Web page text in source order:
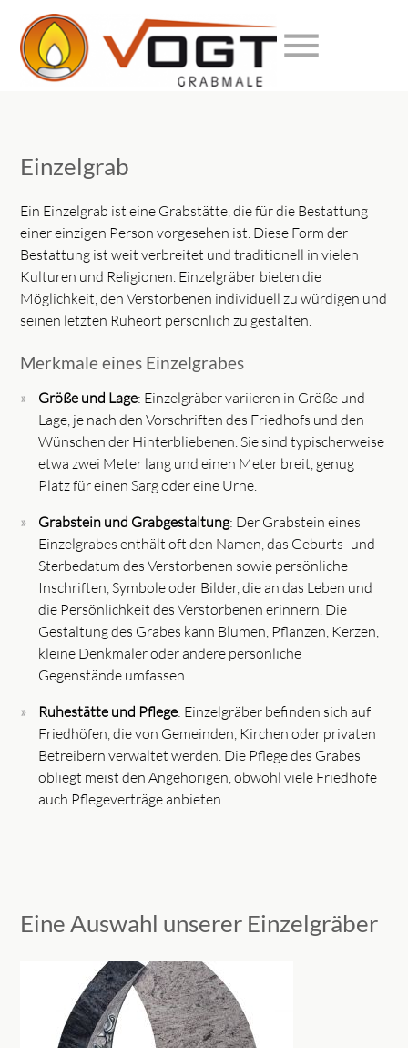
menu
Einzelgrab
Ein Einzelgrab ist eine Grabstätte, die für die Bestattung
einer einzigen Person vorgesehen ist. Diese Form der
Bestattung ist weit verbreitet und traditionell in vielen
Kulturen und Religionen. Einzelgräber bieten die
Möglichkeit, den Verstorbenen individuell zu würdigen und
seinen letzten Ruheort persönlich zu gestalten.
Merkmale eines Einzelgrabes
Größe und Lage: Einzelgräber variieren in Größe und
Lage, je nach den Vorschriften des Friedhofs und den
Wünschen der Hinterbliebenen. Sie sind typischerweise
etwa zwei Meter lang und einen Meter breit, genug
Platz für einen Sarg oder eine Urne.
Grabstein und Grabgestaltung: Der Grabstein eines
Einzelgrabes enthält oft den Namen, das Geburts- und
Sterbedatum des Verstorbenen sowie persönliche
Inschriften, Symbole oder Bilder, die an das Leben und
die Persönlichkeit des Verstorbenen erinnern. Die
Gestaltung des Grabes kann Blumen, Pflanzen, Kerzen,
kleine Denkmäler oder andere persönliche
Gegenstände umfassen.
Ruhestätte und Pflege: Einzelgräber befinden sich auf
Friedhöfen, die von Gemeinden, Kirchen oder privaten
Betreibern verwaltet werden. Die Pflege des Grabes
obliegt meist den Angehörigen, obwohl viele Friedhöfe
auch Pflegeverträge anbieten.
Eine Auswahl unserer Einzelgräber